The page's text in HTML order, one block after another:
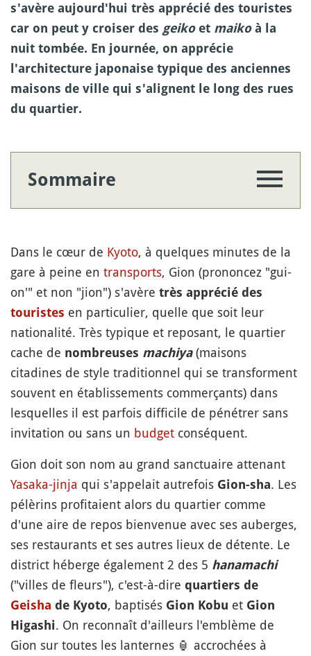
s'avère aujourd'hui très apprécié des touristes
car on peut y croiser des geikoet maikoà la
nuit tombée. En journée, on apprécie
l'architecture japonaise typique des anciennes
maisons de ville qui s'alignent le long des rues
du quartier.
Sommaire
Dans le cœur de Kyoto, à quelques minutes de la
gare à peine en transports, Gion (prononcez "gui-
on'" et non "jion") s'avère très apprécié des
touristes en particulier, quelle que soit leur
nationalité. Très typique et reposant, le quartier
cache de nombreuses machiya(maisons
citadines de style traditionnel qui se transforment
souvent en établissements commerçants) dans
lesquelles il est parfois difficile de pénétrer sans
invitation ou sans un budget conséquent.
Gion doit son nom au grand sanctuaire attenant
Yasaka-jinja qui s'appelait autrefois Gion-sha. Les
pélèrins profitaient alors du quartier comme
d'une aire de repos bienvenue avec ses auberges,
ses restaurants et ses autres lieux de détente. Le
district héberge également 2 des 5 hanamachi
("villes de fleurs"), c'est-à-dire quartiers de
Geisha de Kyoto, baptisés Gion Kobu et Gion
Higashi. On reconnaît d'ailleurs l'emblème de
Gion sur toutes les lanternes 🏮 accrochées à